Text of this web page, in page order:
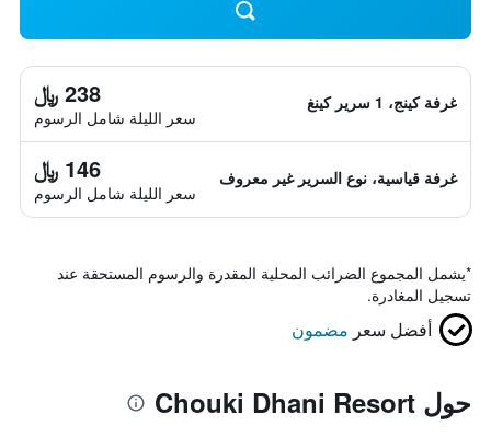
غرفة كينج، 1 سرير كينغ 238 ﷼
سعر الليلة شامل الرسوم
غرفة قياسية، نوع السرير غير معروف 146 ﷼
سعر الليلة شامل الرسوم
*يشمل المجموع الضرائب المحلية المقدرة والرسوم المستحقة عند
تسجيل المغادرة.
أفضل سعر مضمون
حول Chouki Dhani Resort